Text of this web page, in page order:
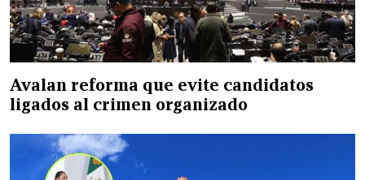
Avalan reforma que evite candidatos
ligados al crimen organizado